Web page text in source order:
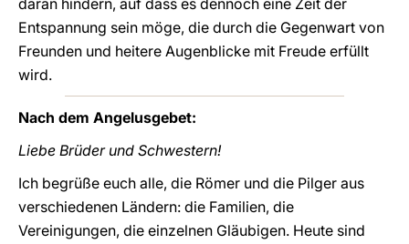
daran hindern, auf dass es dennoch eine Zeit der
Entspannung sein möge, die durch die Gegenwart von
Freunden und heitere Augenblicke mit Freude erfüllt
wird.
Nach dem Angelusgebet:
Liebe Brüder und Schwestern!
Ich begrüße euch alle, die Römer und die Pilger aus
verschiedenen Ländern: die Familien, die
Vereinigungen, die einzelnen Gläubigen. Heute sind